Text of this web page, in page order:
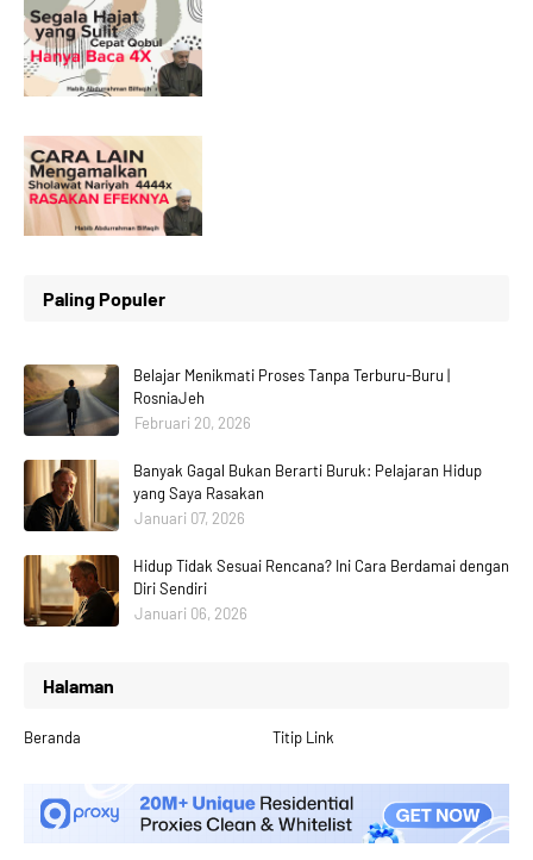
Paling Populer
Belajar Menikmati Proses Tanpa Terburu-Buru |
RosniaJeh
Februari 20, 2026
Banyak Gagal Bukan Berarti Buruk: Pelajaran Hidup
yang Saya Rasakan
Januari 07, 2026
Hidup Tidak Sesuai Rencana? Ini Cara Berdamai dengan
Diri Sendiri
Januari 06, 2026
Halaman
Beranda Titip Link